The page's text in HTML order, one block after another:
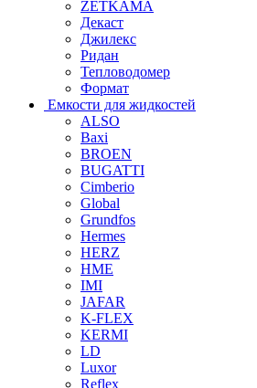
ZETKAMA
Декаст
Джилекс
Ридан
Тепловодомер
Формат
Емкости для жидкостей
ALSO
Baxi
BROEN
BUGATTI
Cimberio
Global
Grundfos
Hermes
HERZ
HME
IMI
JAFAR
K-FLEX
KERMI
LD
Luxor
Reflex